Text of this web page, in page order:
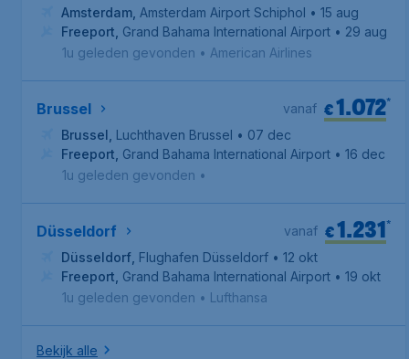
Amsterdam Amsterdam Airport Schiphol • 15 aug
Freeport Grand Bahama International Airport • 29 aug
1u geleden gevonden • American Airlines
Brussel €1.072*
vanaf
Brussel Luchthaven Brussel • 07 dec
Freeport Grand Bahama International Airport • 16 dec
1u geleden gevonden •
Düsseldorf €1.231*
vanaf
Düsseldorf Flughafen Düsseldorf • 12 okt
Freeport Grand Bahama International Airport • 19 okt
1u geleden gevonden • Lufthansa
Bekijk alle